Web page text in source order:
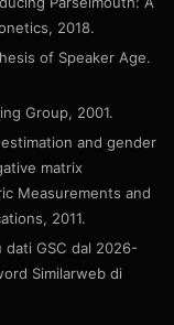
2018.
of Speaker Age.
Group, 2001.
and gender
matrix
Measurements and
2011.
dati GSC dal 2026-
Similarweb di